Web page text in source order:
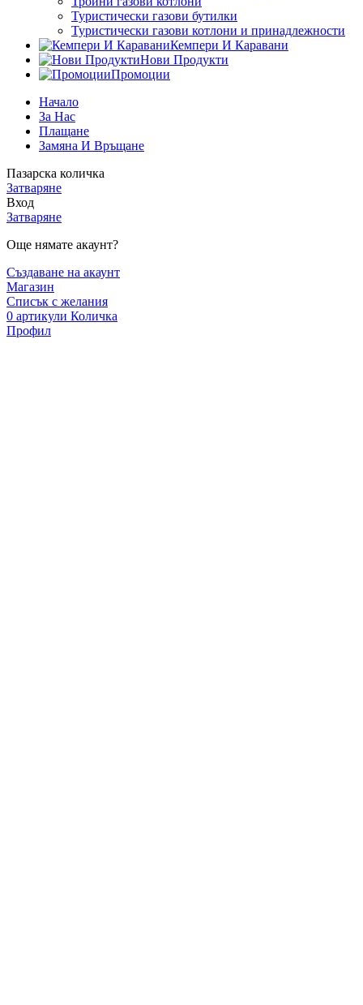
Туристически газови бутилки
Туристически газови котлони и принадлежности
Кемпери И Каравани
Нови Продукти
Промоции
Начало
За Нас
Плащане
Замяна И Връщане
Пазарска количка
Затваряне
Вход
Затваряне
Още нямате акаунт?
Създаване на акаунт
Магазин
Списък с желания
0 артикули Количка
Профил